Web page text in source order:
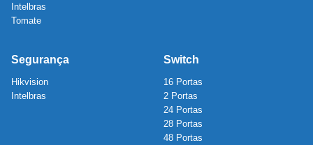
Intelbras
Tomate
Segurança
Hikvision
Intelbras
Switch
16 Portas
2 Portas
24 Portas
28 Portas
48 Portas